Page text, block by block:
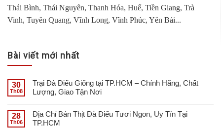
Thái Bình, Thái Nguyên, Thanh Hóa, Huế, Tiền Giang, Trà
Vinh, Tuyên Quang, Vĩnh Long, Vĩnh Phúc, Yên Bái...
Bài viết mới nhất
30
Th08
Trại Đà Điểu Giống tại TP.HCM – Chính Hãng, Chất
Lượng, Giao Tận Nơi
28
Th06
Địa Chỉ Bán Thịt Đà Điểu Tươi Ngon, Uy Tín Tại
TP.HCM